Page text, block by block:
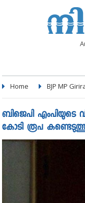
Home BJP MP
ബിജെപി എംപിയുടെ
കോടി രൂപ